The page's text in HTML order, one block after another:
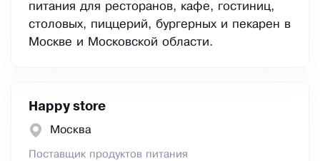
питания для ресторанов, кафе, гостиниц,
столовых, пиццерий, бургерных и пекарен в
Москве и Московской области.
Happy store
Москва
Поставщик продуктов питания